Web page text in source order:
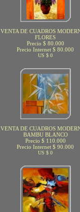
VENTA DE CUADROS
FLORES
Precio $ 80.000
Precio Internet $ 80.000
US $ 0
VENTA DE CUADROS
BAMBU BLANCO
Precio $ 110.000
Precio Internet $ 90.000
US $ 0